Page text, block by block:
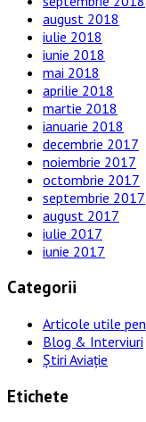
august 2018
iulie 2018
iunie 2018
mai 2018
aprilie 2018
martie 2018
ianuarie 2018
decembrie 2017
noiembrie 2017
octombrie 2017
septembrie 2017
august 2017
iulie 2017
iunie 2017
Categorii
Articole utile
Blog & Interviuri
Știri Aviație
Etichete